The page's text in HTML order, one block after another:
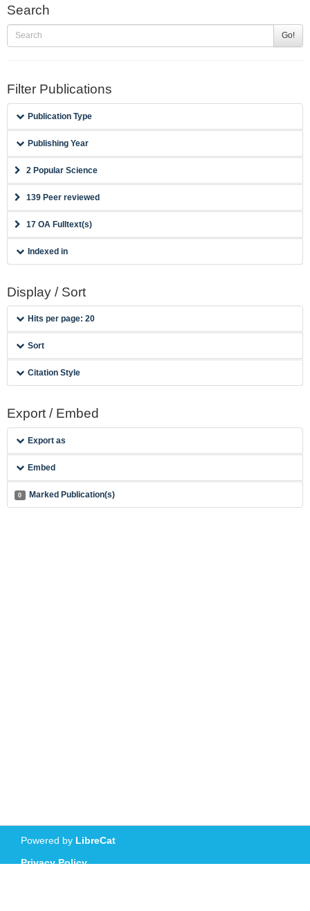
Search
Go!
Filter Publications
Publication Type
Publishing Year
2 Popular Science
139 Peer reviewed
17 OA Fulltext(s)
Indexed in
Display / Sort
Hits per page: 20
Sort
Citation Style
Export / Embed
Export as
Embed
0 Marked Publication(s)
Powered by LibreCat
Privacy Policy